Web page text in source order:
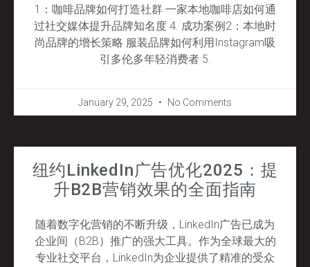
1：咖啡品牌如何打造社群 一家本地咖啡店如何通
过社交媒体提升品牌知名度 4. 成功案例2：本地时
尚品牌的增长策略 服装品牌如何利用Instagram吸
引多伦多年轻消费者 5.
January 29, 2025 No Comments
纽约LinkedIn广告优化2025：提
升B2B营销效果的全面指南
随着数字化营销的不断升级，LinkedIn广告已成为
企业间（B2B）推广的强大工具。作为全球最大的
专业社交平台，LinkedIn为企业提供了精准的受众